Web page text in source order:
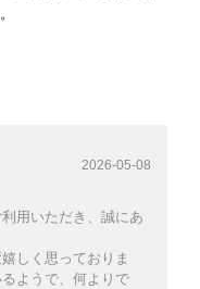
2026-05-08
用いただき、誠にあ
しく思っておりま
ようで、何よりで